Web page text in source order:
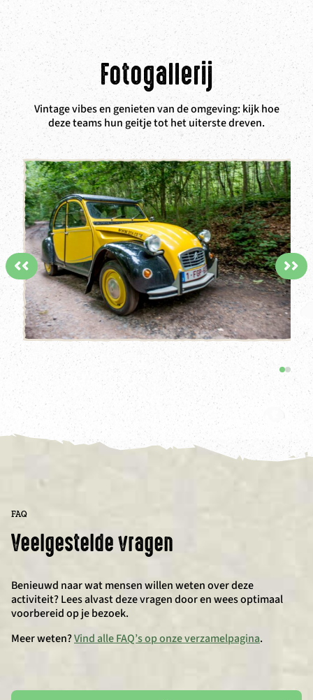
Fotogallerij
Vintage vibes en genieten van de omgeving: kijk hoe
deze teams hun geitje tot het uiterste dreven.
<< >>
FAQ
Veelgestelde vragen
Benieuwd naar wat mensen willen weten over deze
activiteit? Lees alvast deze vragen door en wees optimaal
voorbereid op je bezoek.
Meer weten?Vind alle FAQ’s op onze verzamelpagina.